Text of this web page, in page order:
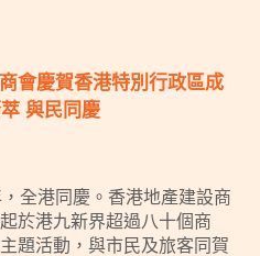
會慶賀香港特別行政區成
與民同慶
全港同慶。香港地產建設商
於港九新界超過八十個商
題活動，與市民及旅客同賀